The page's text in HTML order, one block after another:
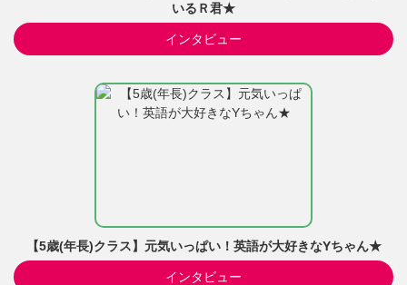
いるＲ君★
インタビュー
【5歳(年長)クラス】元気いっぱい！英語が大好きなYちゃん★
インタビュー